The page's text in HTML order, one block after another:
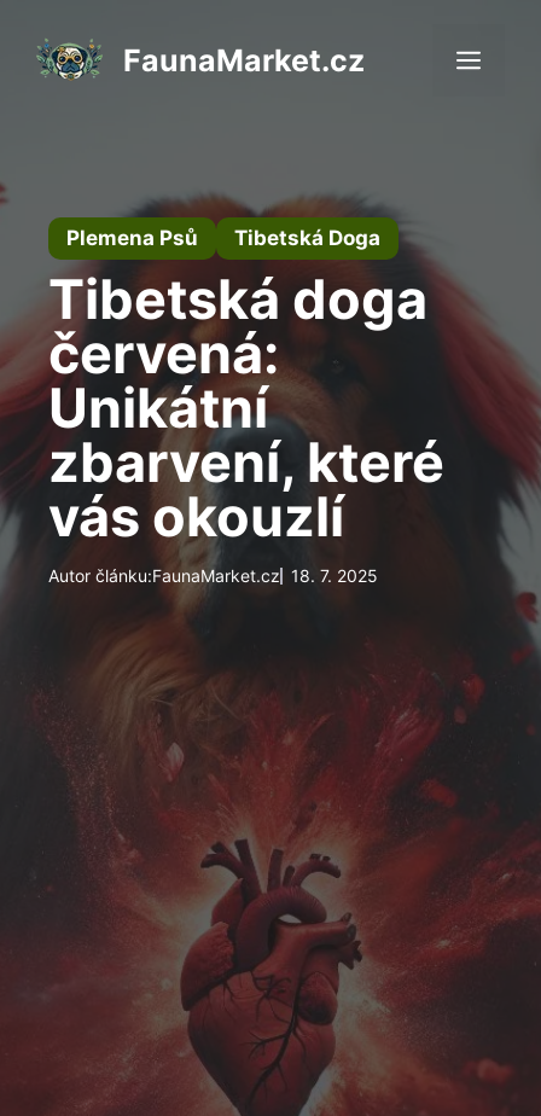
obsah
FaunaMarket.cz
Plemena Psů Tibetská Doga
Tibetská doga
červená:
Unikátní
zbarvení, které
vás okouzlí
Autor článku:FaunaMarket.cz 18. 7. 2025